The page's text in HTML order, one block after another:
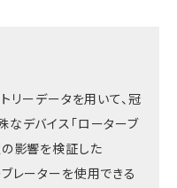
リーデータを用いて、冠
デバイス「ローターブ
影響を検証した
レーターを使用できる